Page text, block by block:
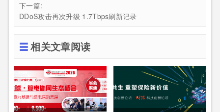
下一篇:
DDoS攻击再次升级 1.7Tbps刷新记录
相关文章阅读